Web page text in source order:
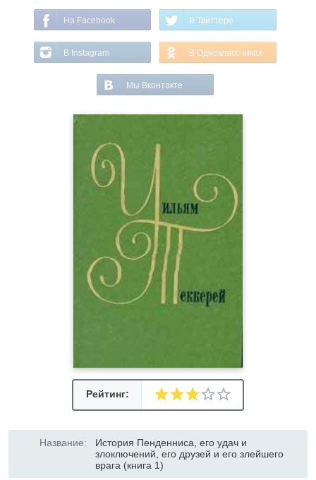
На Facebook В Твиттере
В Instagram В Одноклассниках
Мы Вконтакте
Рейтинг:
Название:
История Пенденниса, его удач и
злоключений, его друзей и его злейшего
врага (книга 1)